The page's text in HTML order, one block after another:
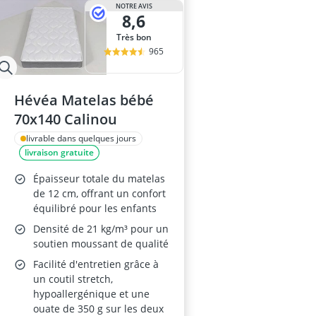
NOTRE AVIS
8,6
Très bon
965
Hévéa Matelas bébé
70x140 Calinou
livrable dans quelques jours
livraison gratuite
Épaisseur totale du matelas
de 12 cm, offrant un confort
équilibré pour les enfants
Densité de 21 kg/m³ pour un
soutien moussant de qualité
Facilité d'entretien grâce à
un coutil stretch,
hypoallergénique et une
ouate de 350 g sur les deux